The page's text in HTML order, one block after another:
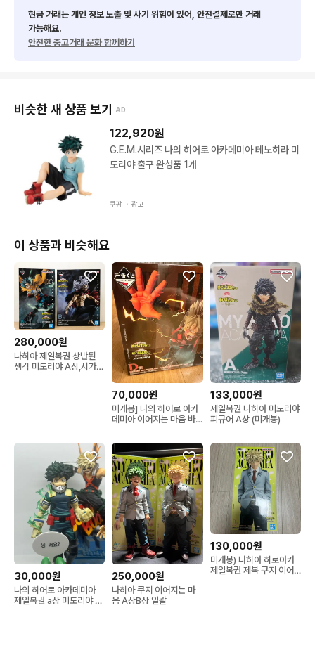
현금 거래는 개인 정보 노출 및 사기 위험이 있어, 안전결제로만 거래
가능해요.
안전한 중고거래 문화 함께하기
비슷한 새 상품 보기 AD
122,920원
G.E.M.시리즈 나의 히어로 아카데미아 테노히라 미
도리야 출구 완성품 1개
쿠팡 ・ 광고
이 상품과 비슷해요
280,000원
나히아 제일복권 상반된
생각 미도리야 A상,시가라
70,000원
미개봉] 나의 히어로 아카
데미아 이어지는 마음 바
133,000원
제일복권 나히아 미도리야
피규어 A상 (미개봉)
30,000원
나의 히어로 아카데미아
제일복권 a상 미도리야 피
250,000원
나히아 쿠지 이어지는 마
음 A상B상 일괄
130,000원
미개봉) 나히아 히로아카
제일복권 제복 쿠지 이어